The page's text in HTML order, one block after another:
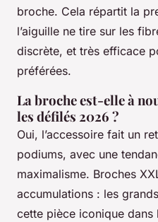
broche. Cela répartit la
l’aiguille ne tire sur les
discrète, et très efficace
préférées.
La broche est-elle à
les défilés 2026 ?
Oui, l’accessoire fait un
podiums, avec une
maximalisme. Broches
accumulations : les
cette pièce iconique